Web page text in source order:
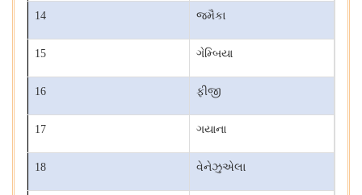
14 જમૈકા
15 ગેમ્બિયા
16 ફીજી
17 ગયાના
18 વેનેઝુએલા